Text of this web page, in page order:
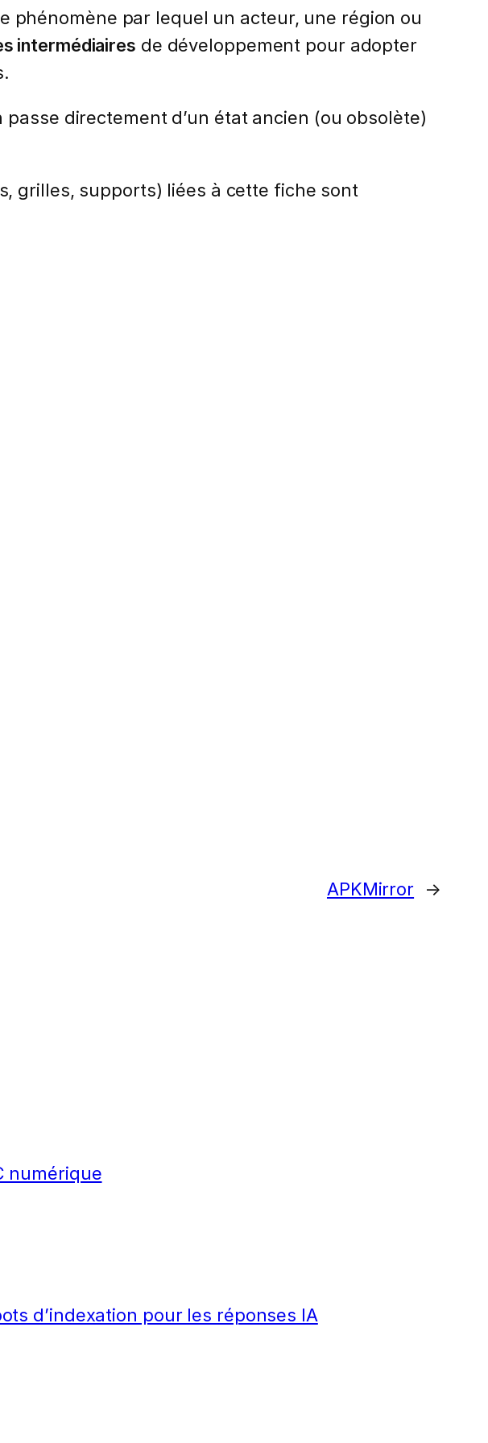
phénomène par lequel un acteur, une région ou
intermédiaires de développement pour adopter
directement d’un état ancien (ou obsolète)
grilles, supports) liées à cette fiche sont
APKMirror →
numérique
d’indexation pour les réponses IA